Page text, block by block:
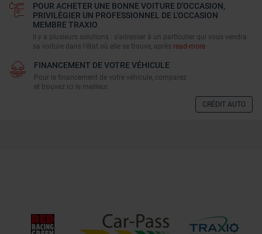
POUR ACHETER UNE BONNE VOITURE D'OCCASION,
PRIVILÈGIER UN PROFESSIONNEL DE L'OCCASION
MEMBRE TRAXIO
Il y a plusieurs solutions : s’adresser à un particulier qui vous vendra
sa voiture dans l’état où elle se trouve, après read-more
FINANCEMENT DE VOTRE VÉHICULE
Pour le financement de votre véhicule, comparez
et trouvez ici le meilleur.
CRÉDIT AUTO